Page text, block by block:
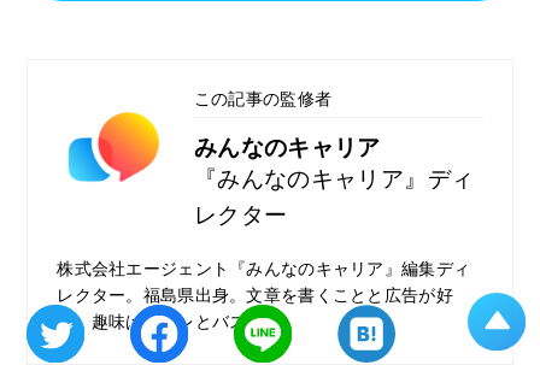
この記事の監修者
みんなのキャリア
『みんなのキャリア』ディ
レクター
株式会社エージェント『みんなのキャリア』編集ディ
レクター。福島県出身。文章を書くことと広告が好
き。趣味は筋トレとバスケ。